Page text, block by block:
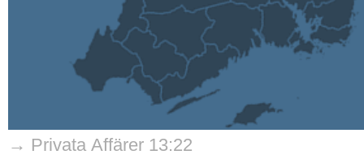
→ Privata Affärer 13:22